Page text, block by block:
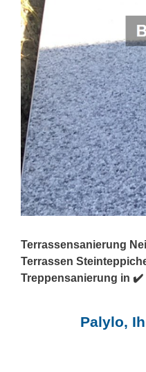
Terrassensanierung
Terrassen
Treppensanierung in ✔️
Palylo,